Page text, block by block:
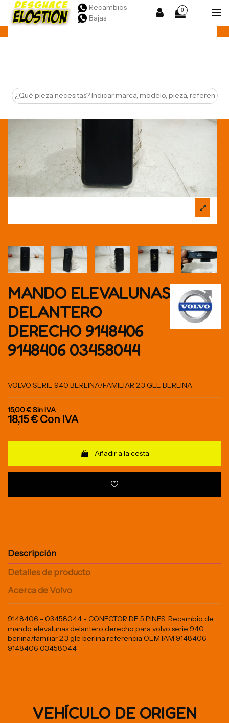
Recambios
Bajas
0
MANDO ELEVALUNAS
DELANTERO
DERECHO 9148406
9148406 03458044
VOLVO SERIE 940 BERLINA/FAMILIAR 2.3 GLE BERLINA
15,00 €Sin IVA
18,15 € Con IVA
Añadir a la cesta
Descripción
Detalles de producto
Acerca de Volvo
9148406 - 03458044 - CONECTOR DE 5 PINES. Recambio de
mando elevalunas delantero derecho para volvo serie 940
berlina/familiar 2.3 gle berlina referencia OEM IAM 9148406
9148406 03458044
VEHÍCULO DE ORIGEN